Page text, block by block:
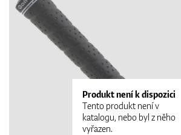
Golfové hole
Produkt není k dispozici
Tento produkt není v
katalogu, nebo byl z něho
vyřazen.